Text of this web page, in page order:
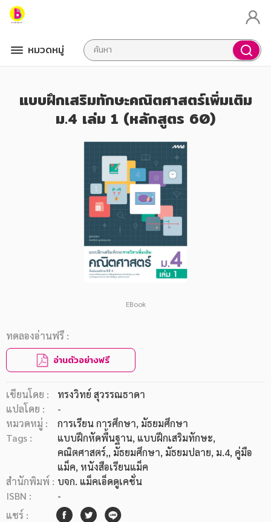
หมวดหมู่
แบบฝึกเสริมทักษะคณิตศาสตร์เพิ่มเติม
ม.4 เล่ม 1 (หลักสูตร 60)
EBook
ทดลองอ่านฟรี :
อ่านตัวอย่างฟรี
เขียนโดย :
ทรงวิทย์ สุวรรณธาดา
แปลโดย :
-
หมวดหมู่ :
การเรียน การศึกษา, มัธยมศึกษา
Tags :
แบบฝึกหัดพื้นฐาน, แบบฝึกเสริมทักษะ,
คณิตศาสตร์,, มัธยมศึกษา, มัธยมปลาย, ม.4, คู่มือ
แม็ค, หนังสือเรียนแม็ค
สำนักพิมพ์ : บจก. แม็คเอ็ดดูเคชั่น
ISBN :
-
แชร์ :